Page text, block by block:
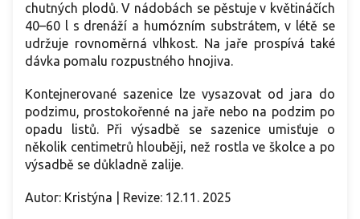
chutných plodů. V nádobách se pěstuje v květináčích
40–60 l s drenáží a humózním substrátem, v létě se
udržuje rovnoměrná vlhkost. Na jaře prospívá také
dávka pomalu rozpustného hnojiva.
Kontejnerované sazenice lze vysazovat od jara do
podzimu, prostokořenné na jaře nebo na podzim po
opadu listů. Při výsadbě se sazenice umisťuje o
několik centimetrů hlouběji, než rostla ve školce a po
výsadbě se důkladně zalije.
Autor: Kristýna | Revize: 12.11. 2025